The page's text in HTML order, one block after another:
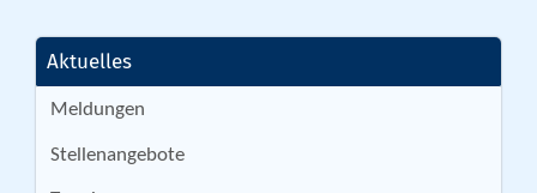
Aktuelles
Meldungen
Stellenangebote